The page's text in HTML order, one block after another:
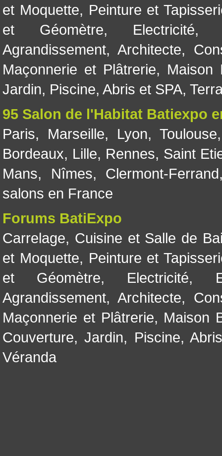
et Moquette, Peinture et
et Géomètre, Electricité
Agrandissement, Architecte,
Maçonnerie et Plâtrerie, Maison
Jardin, Piscine, Abris et SPA,
95 Salon de l'Habitat Batiexpo
Paris, Marseille, Lyon, Toulouse
Bordeaux, Lille, Rennes, Saint
Mans, Nîmes, Clermont-Ferrand
salons en France
Forums BatiExpo
Carrelage, Cuisine et Salle de
et Moquette, Peinture et
et Géomètre, Electricité,
Agrandissement, Architecte,
Maçonnerie et Plâtrerie, Maison
Couverture,Jardin, Piscine,
Véranda